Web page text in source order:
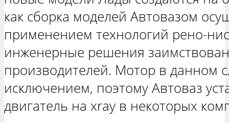
как сборка моделей Автовазом
применением технологий рено-
инженерные решения
производителей. Мотор в данном
исключением, поэтому Автоваз
двигатель на xray в некоторых